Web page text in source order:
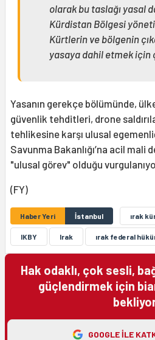
olarak bu taslağı yasal
Kürdistan Bölgesi
Kürtlerin ve bölgenin
yasaya dahil etmek için
Yasanın gerekçe bölümünde,
güvenlik tehditleri, drone
tehlikesine karşı ulusal
Savunma Bakanlığı’na acil mali
"ulusal görev" olduğu
(FY)
Haber Yeri İstanbul ırak
IKBY Irak ırak federal
Hak odaklı, çok sesli,
güçlendirmek için
GOOGLE ILE